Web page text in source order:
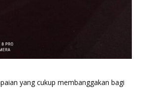
yang cukup membanggakan bagi